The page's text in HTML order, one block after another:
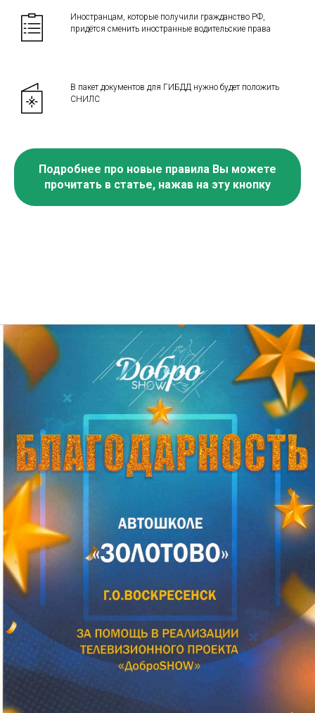
Иностранцам, которые получили гражданство РФ,
придётся сменить иностранные водительские права
В пакет документов для ГИБДД нужно будет положить
СНИЛС
Подробнее про новые правила Вы можете
прочитать в статье, нажав на эту кнопку